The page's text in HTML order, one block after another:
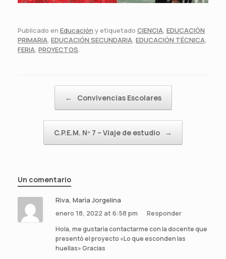
Publicado en Educación y etiquetado CIENCIA, EDUCACIÓN
PRIMARIA, EDUCACIÓN SECUNDARIA, EDUCACIÓN TÉCNICA,
FERIA, PROYECTOS.
← Convivencias Escolares
C.P.E.M. Nº 7 – Viaje de estudio →
Un comentario
Riva, Marìa Jorgelina
enero 18, 2022 at 6:58 pm
Responder
Hola, me gustarìa contactarme con la docente que
presentò el proyecto «Lo que esconden las
huellas» Gracias